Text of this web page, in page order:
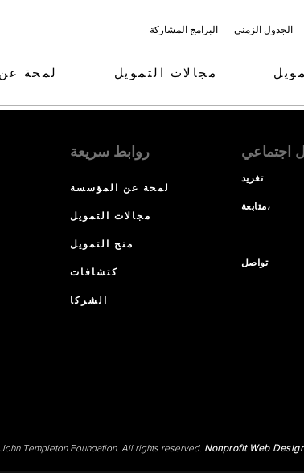
البرامج المشاركة الجدول الزمني
لمحة مجالات التمويل
روابط سريعة
لمحة عن المؤسسة
مجالات التمويل
منح التمويل
كتشافات
الشركا
اجتماعي
تغريد
متابعة،
تواصل
Templeton Foundation. All rights reserved. Nonprofit Web Design